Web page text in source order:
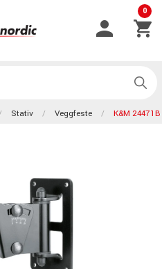
0
Stativ Veggfeste K&M 24471B